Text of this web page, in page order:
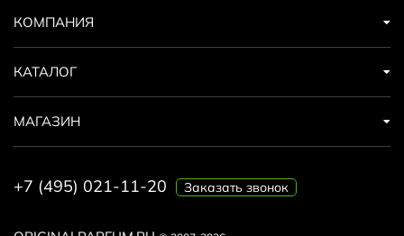
КОМПАНИЯ
КАТАЛОГ
МАГАЗИН
+7 (495) 021-11-20 Заказать звонок